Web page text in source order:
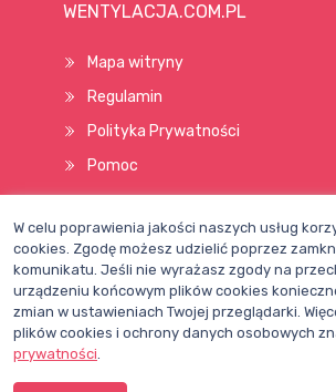
WENTYLACJA.COM.PL
Mapa witryny
Regulamin
Polityka Prywatności
Pomoc
Wszelkie prawa
W celu poprawienia jakości naszych usług
cookies. Zgodę możesz udzielić poprzez
komunikatu. Jeśli nie wyrażasz zgody na
urządzeniu końcowym plików cookies
zmian w ustawieniach Twojej przeglądarki.
plików cookies i ochrony danych osobowych
prywatności.